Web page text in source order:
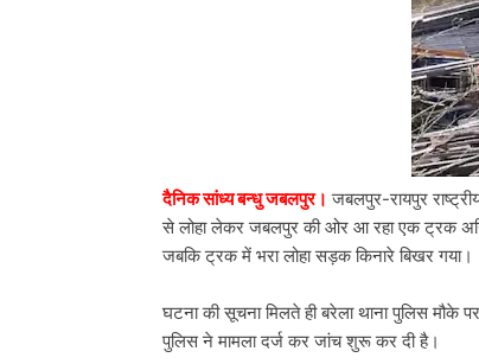
दैनिक सांध्य बन्धु जबलपुर। जबलपुर-रायपुर
से लोहा लेकर जबलपुर की ओर आ रहा एक ट्रक
जबकि ट्रक में भरा लोहा सड़क किनारे बिखर गया।
घटना की सूचना मिलते ही बरेला थाना पुलिस
पुलिस ने मामला दर्ज कर जांच शुरू कर दी है।